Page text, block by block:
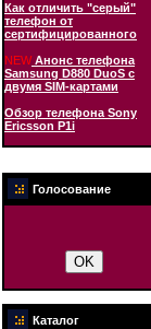
Как отличить "серый"
телефон от
сертифицированного
NEWАнонс телефона
Samsung D880 DuoS с
двумя SIM-картами
Обзор телефона Sony
Ericsson P1i
Голосование
Каталог